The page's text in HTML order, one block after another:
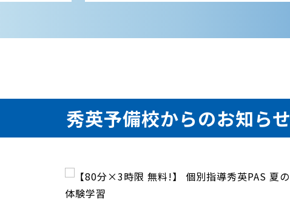
秀英予備校からのお知らせ